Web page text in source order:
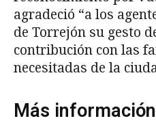
agradeció “a los
de Torrejón su gesto
contribución con las
necesitadas de la
Más información